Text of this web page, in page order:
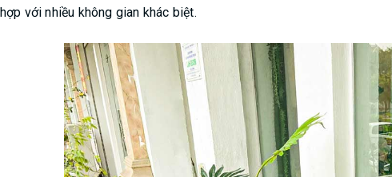
với nhiều không gian khác biệt.